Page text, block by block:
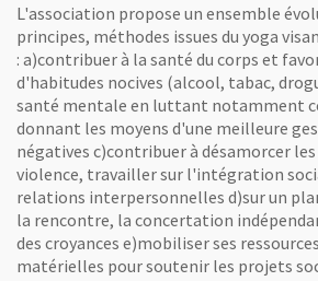
L'association propose un ensemble
principes, méthodes issues du yoga
: a)contribuer à la santé du corps et
d'habitudes nocives (alcool, tabac,
santé mentale en luttant notamment
donnant les moyens d'une meilleure
négatives c)contribuer à désamorcer les
violence, travailler sur l'intégration
relations interpersonnelles d)sur un
la rencontre, la concertation
des croyances e)mobiliser ses
matérielles pour soutenir les projets